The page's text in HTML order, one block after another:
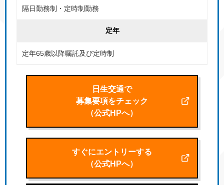
隔日勤務制・定時制勤務
定年
定年65歳以降嘱託及び定時制
日生交通で
募集要項をチェック
（公式HPへ）
すぐにエントリーする
（公式HPへ）